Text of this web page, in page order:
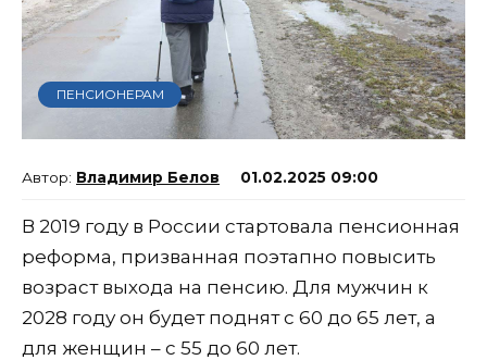
ПЕНСИОНЕРАМ
Владимир Белов 01.02.2025 09:00
В 2019 году в России стартовала пенсионная
реформа, призванная поэтапно повысить
возраст выхода на пенсию. Для мужчин к
2028 году он будет поднят с 60 до 65 лет, а
для женщин – с 55 до 60 лет.